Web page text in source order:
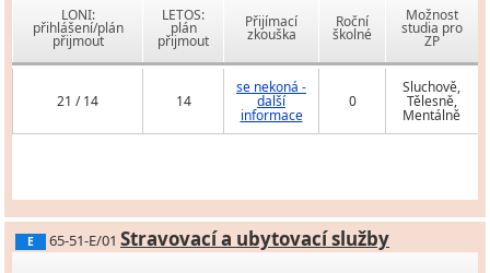
LONI:
přihlášení/plán
přijmout
LETOS:
plán
přijmout
Přijímací
zkouška
Roční
školné
Možnost
studia pro
ZP
21 / 14 14
se nekoná -
další
informace
0
Sluchově,
Tělesně,
Mentálně
E 65-51-E/01 Stravovací a ubytovací služby